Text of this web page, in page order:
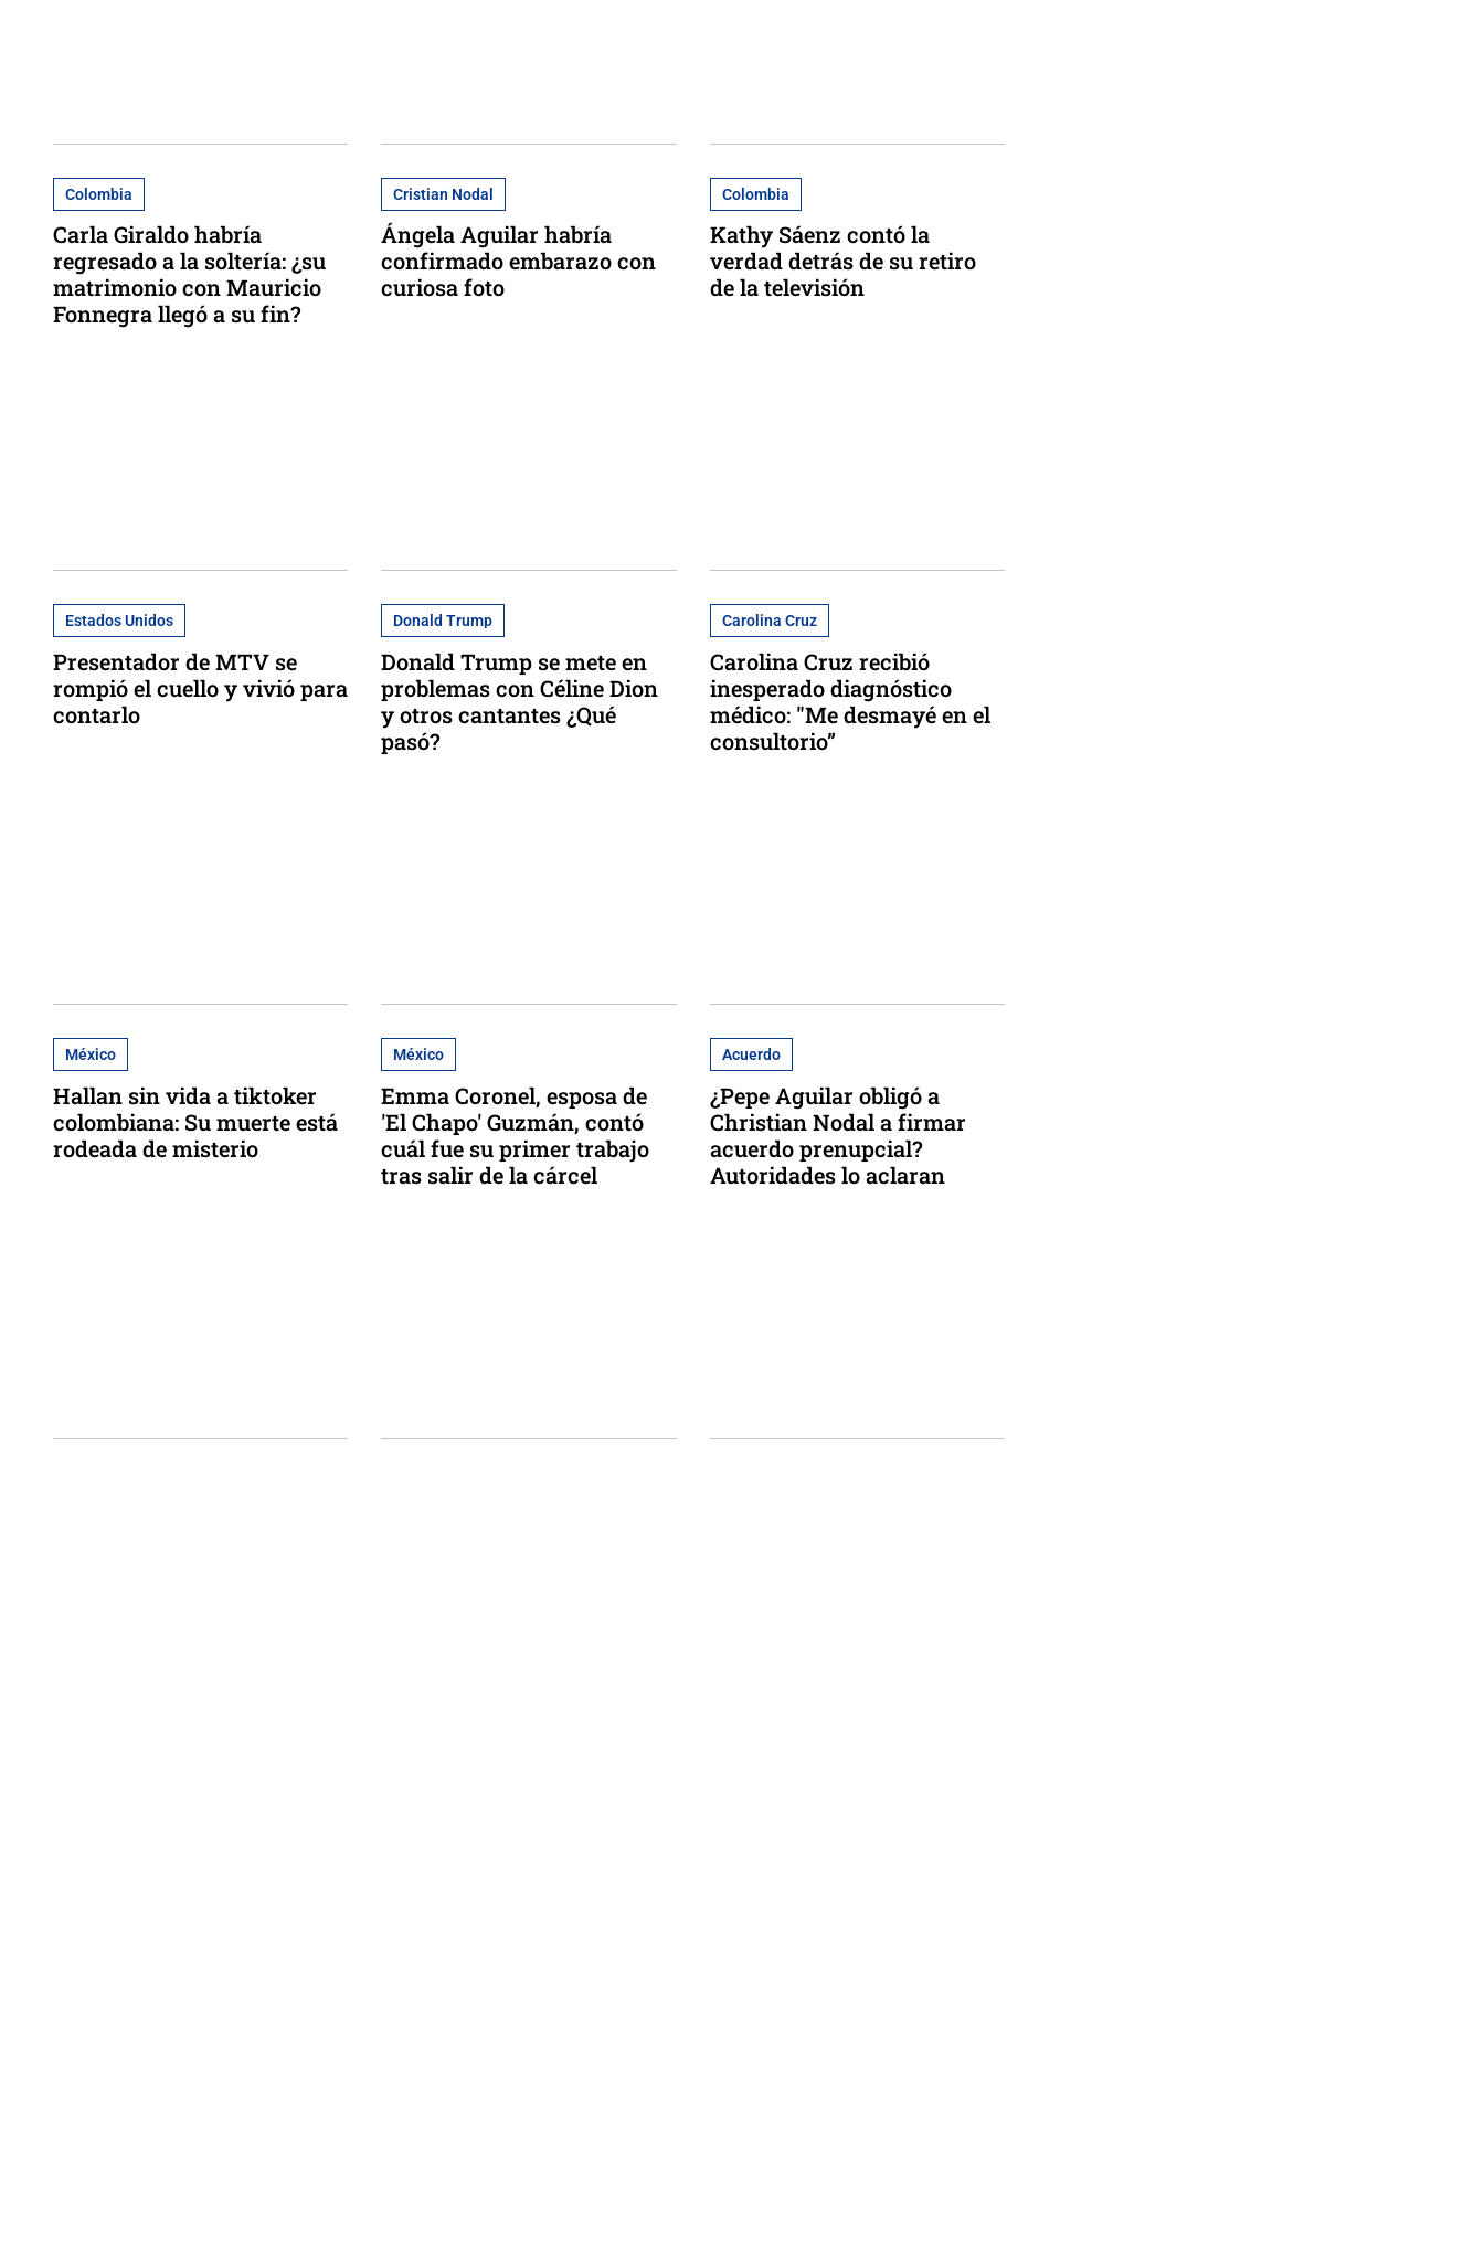
Colombia
Carla Giraldo habría
regresado a la soltería: ¿su
matrimonio con Mauricio
Fonnegra llegó a su fin?
Cristian Nodal
Ángela Aguilar habría
confirmado embarazo con
curiosa foto
Colombia
Kathy Sáenz contó la
verdad detrás de su retiro
de la televisión
Estados Unidos
Presentador de MTV se
rompió el cuello y vivió para
contarlo
Donald Trump
Donald Trump se mete en
problemas con Céline Dion
y otros cantantes ¿Qué
pasó?
Carolina Cruz
Carolina Cruz recibió
inesperado diagnóstico
médico: "Me desmayé en el
consultorio”
México
Hallan sin vida a tiktoker
colombiana: Su muerte está
rodeada de misterio
México
Emma Coronel, esposa de
'El Chapo' Guzmán, contó
cuál fue su primer trabajo
tras salir de la cárcel
Acuerdo
¿Pepe Aguilar obligó a
Christian Nodal a firmar
acuerdo prenupcial?
Autoridades lo aclaran